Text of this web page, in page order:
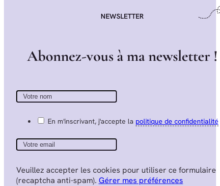
NEWSLETTER
Abonnez-vous àmanewsletter !
En m'inscrivant, j'accepte la politique de confidentialité
Veuillez accepter les cookies pour utiliser ce formulaire
(recaptcha anti-spam). Gérer mes préférences